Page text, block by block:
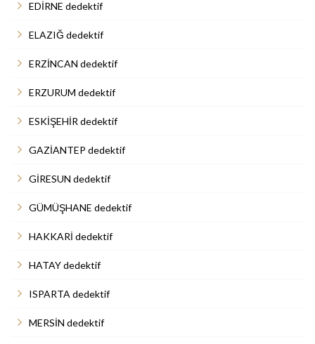
EDİRNE dedektif
ELAZIĞ dedektif
ERZİNCAN dedektif
ERZURUM dedektif
ESKİŞEHİR dedektif
GAZİANTEP dedektif
GİRESUN dedektif
GÜMÜŞHANE dedektif
HAKKARİ dedektif
HATAY dedektif
ISPARTA dedektif
MERSİN dedektif